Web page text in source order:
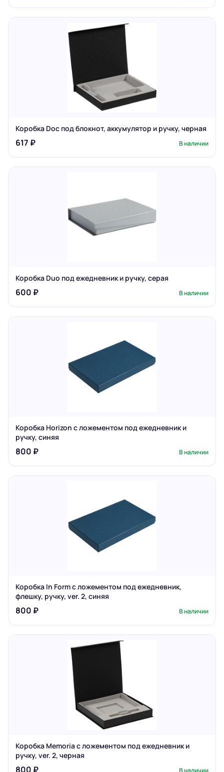
Коробка Doc под блокнот, аккумулятор и ручку, черная
617 ₽ В наличии
Коробка Duo под ежедневник и ручку, серая
600 ₽ В наличии
Коробка Horizon с ложементом под ежедневник и
ручку, синяя
800 ₽ В наличии
Коробка In Form с ложементом под ежедневник,
флешку, ручку, ver. 2, синяя
800 ₽ В наличии
Коробка Memoria с ложементом под ежедневник и
ручку, ver. 2, черная
800 ₽ В наличии